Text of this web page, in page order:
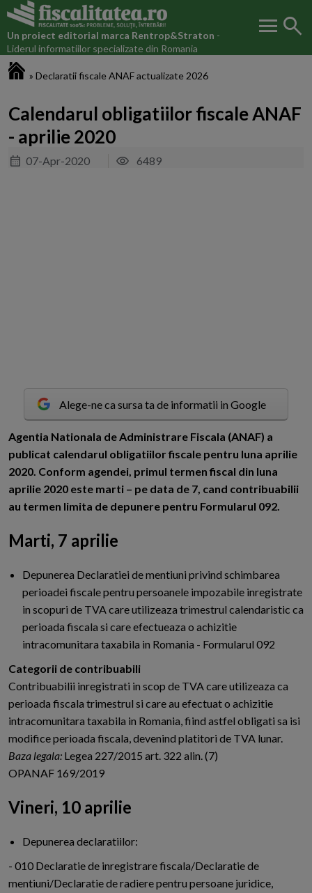
Un proiect editorial marca Rentrop&Straton -
Liderul informatiilor specializate din Romania
menu search
» Declaratii fiscale ANAF actualizate 2026
Calendarul obligatiilor fiscale ANAF
- aprilie 2020
07-Apr-2020 6489
Alege-ne ca sursa ta de informatii in Google
Agentia Nationala de Administrare Fiscala (ANAF) a
publicat calendarul obligatiilor fiscale pentru luna aprilie
2020. Conform agendei, primul termen fiscal din luna
aprilie 2020 este marti – pe data de 7, cand contribuabilii
au termen limita de depunere pentru Formularul 092.
Marti, 7 aprilie
Depunerea Declaratiei de mentiuni privind schimbarea
perioadei fiscale pentru persoanele impozabile inregistrate
in scopuri de TVA care utilizeaza trimestrul calendaristic ca
perioada fiscala si care efectueaza o achizitie
intracomunitara taxabila in Romania - Formularul 092
Categorii de contribuabili
Contribuabilii inregistrati in scop de TVA care utilizeaza ca
perioada fiscala trimestrul si care au efectuat o achizitie
intracomunitara taxabila in Romania, fiind astfel obligati sa isi
modifice perioada fiscala, devenind platitori de TVA lunar.
Baza legala: Legea 227/2015 art. 322 alin. (7)
OPANAF 169/2019
Vineri, 10 aprilie
Depunerea declaratiilor:
- 010 Declaratie de inregistrare fiscala/Declaratie de
mentiuni/Declaratie de radiere pentru persoane juridice,